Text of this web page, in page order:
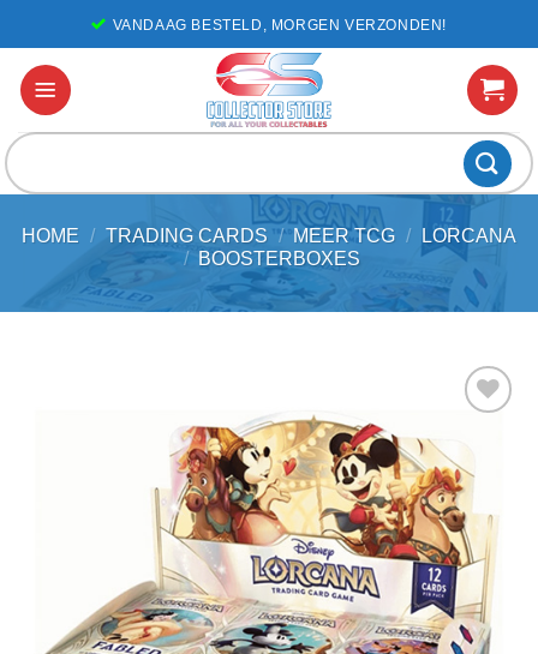
naar
inhoud
VANDAAG BESTELD, MORGEN VERZONDEN!
HOME / TRADING CARDS / MEER TCG /
LORCANA
/
BOOSTERBOXES
favorieten